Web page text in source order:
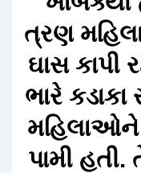
ત્રણ
ઘાસ કાપી
ભારે
પામી હતી.